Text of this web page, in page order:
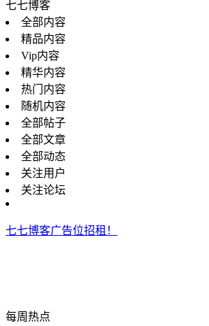
七七博客
全部内容
精品内容
Vip内容
精华内容
热门内容
随机内容
全部帖子
全部文章
全部动态
关注用户
关注论坛
七七博客广告位招租！
每周热点